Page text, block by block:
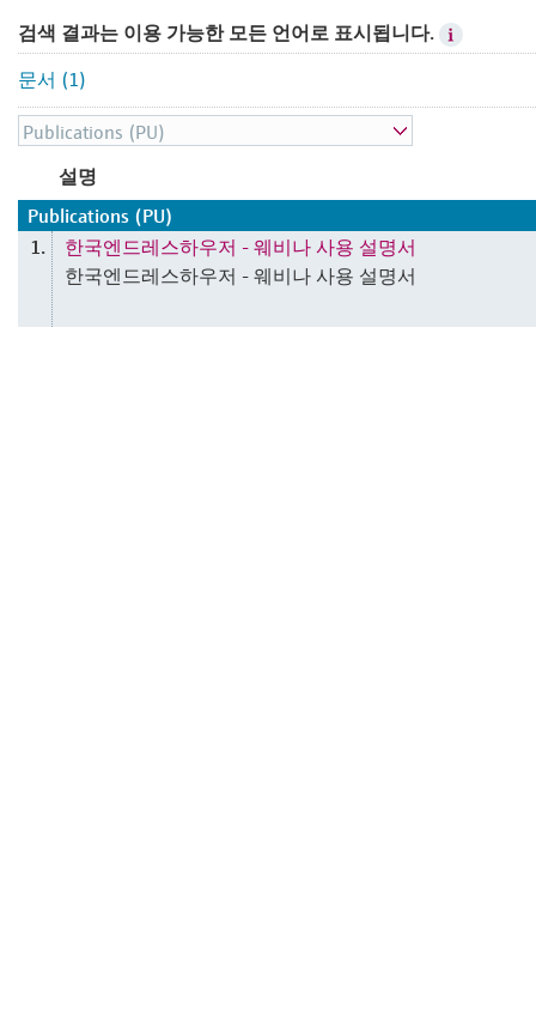
검색 결과는 이용 가능한 모든 언어로 표시됩니다.
문서 (1)
설명
Publications (PU)
1.
한국엔드레스하우저 - 웨비나 사용 설명서
한국엔드레스하우저 - 웨비나 사용 설명서